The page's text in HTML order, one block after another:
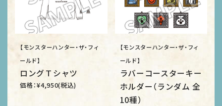
【モンスターハンター・ザ・フィ
ールド】
ロングＴシャツ
価格：¥4,950(税込)
【モンスターハンター・ザ・フィ
ールド】
ラバーコースターキー
ホルダー（ランダム 全
10種）